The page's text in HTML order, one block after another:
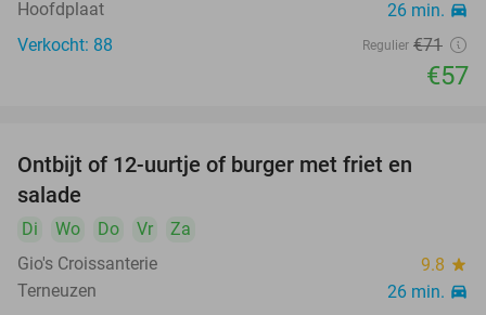
Hoofdplaat 26 min. directions_car
Verkocht: 88 Regulier €71
€57
Ontbijt of 12-uurtje of burger met friet en
salade
Di Wo Do Vr
Za
Gio's Croissanterie
9.8 star
Terneuzen 26 min. directions_car